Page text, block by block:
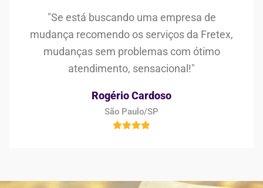
"Se está buscando uma empresa de
mudança recomendo os serviços da Fretex,
mudanças sem problemas com ótimo
atendimento, sensacional!"
Rogério Cardoso
São Paulo/SP